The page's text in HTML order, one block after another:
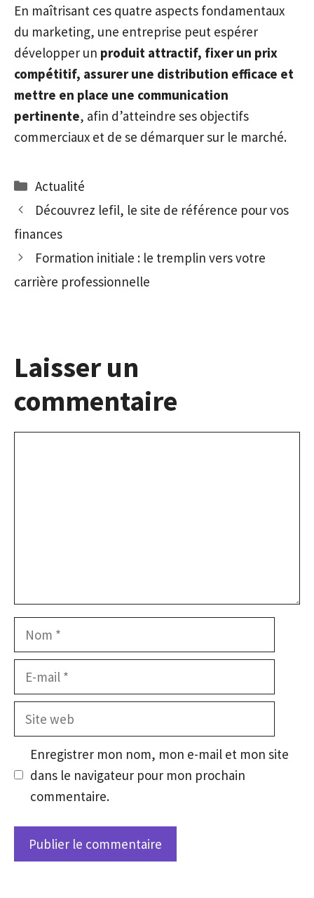
En maîtrisant ces quatre aspects fondamentaux
du marketing, une entreprise peut espérer
développer un produit attractif, fixer un prix
compétitif, assurer une distribution efficace et
mettre en place une communication
pertinente, afin d’atteindre ses objectifs
commerciaux et de se démarquer sur le marché.
Catégories
Actualité
Découvrez lefil, le site de référence pour vos
finances
Formation initiale : le tremplin vers votre
carrière professionnelle
Laisser un
commentaire
Nom
mail
Site
web
Enregistrer mon nom, mon e-mail et mon site
dans le navigateur pour mon prochain
commentaire.